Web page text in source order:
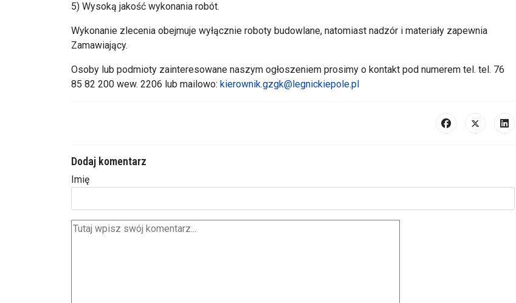
5) Wysoką jakość wykonania robót.
Wykonanie zlecenia obejmuje wyłącznie roboty budowlane, natomiast nadzór i materiały zapewnia
Zamawiający.
Osoby lub podmioty zainteresowane naszym ogłoszeniem prosimy o kontakt pod numerem tel. tel. 76
85 82 200 wew. 2206 lub mailowo: kierownik.gzgk@legnickiepole.pl
Dodaj komentarz
Imię